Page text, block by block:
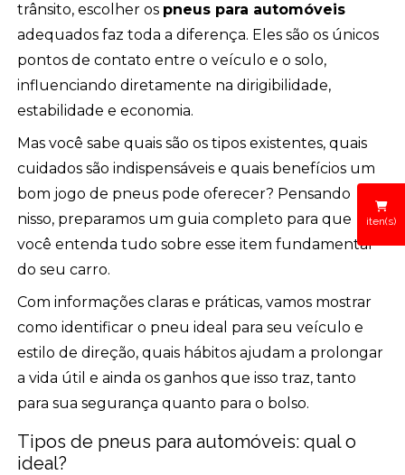
iten(s)
trânsito, escolher os pneus para automóveis
adequados faz toda a diferença. Eles são os únicos
pontos de contato entre o veículo e o solo,
influenciando diretamente na dirigibilidade,
estabilidade e economia.
Mas você sabe quais são os tipos existentes, quais
cuidados são indispensáveis e quais benefícios um
bom jogo de pneus pode oferecer? Pensando
nisso, preparamos um guia completo para que
você entenda tudo sobre esse item fundamental
do seu carro.
Com informações claras e práticas, vamos mostrar
como identificar o pneu ideal para seu veículo e
estilo de direção, quais hábitos ajudam a prolongar
a vida útil e ainda os ganhos que isso traz, tanto
para sua segurança quanto para o bolso.
Tipos de pneus para automóveis: qual o
ideal?